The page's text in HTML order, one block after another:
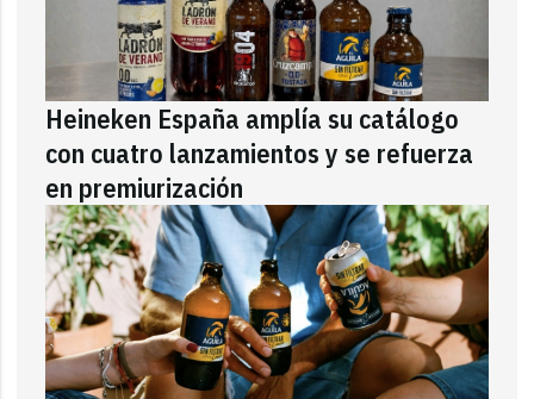
Heineken España amplía su catálogo
con cuatro lanzamientos y se refuerza
en premiurización